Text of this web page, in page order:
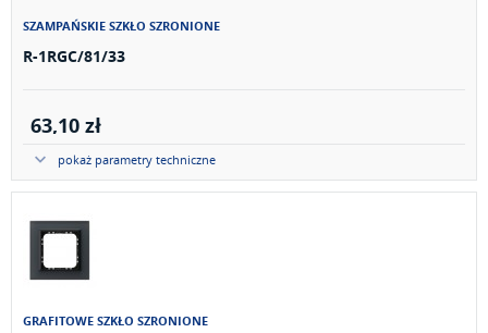
SZAMPAŃSKIE SZKŁO SZRONIONE
R-1RGC/81/33
63,10 zł
pokaż parametry techniczne
GRAFITOWE SZKŁO SZRONIONE